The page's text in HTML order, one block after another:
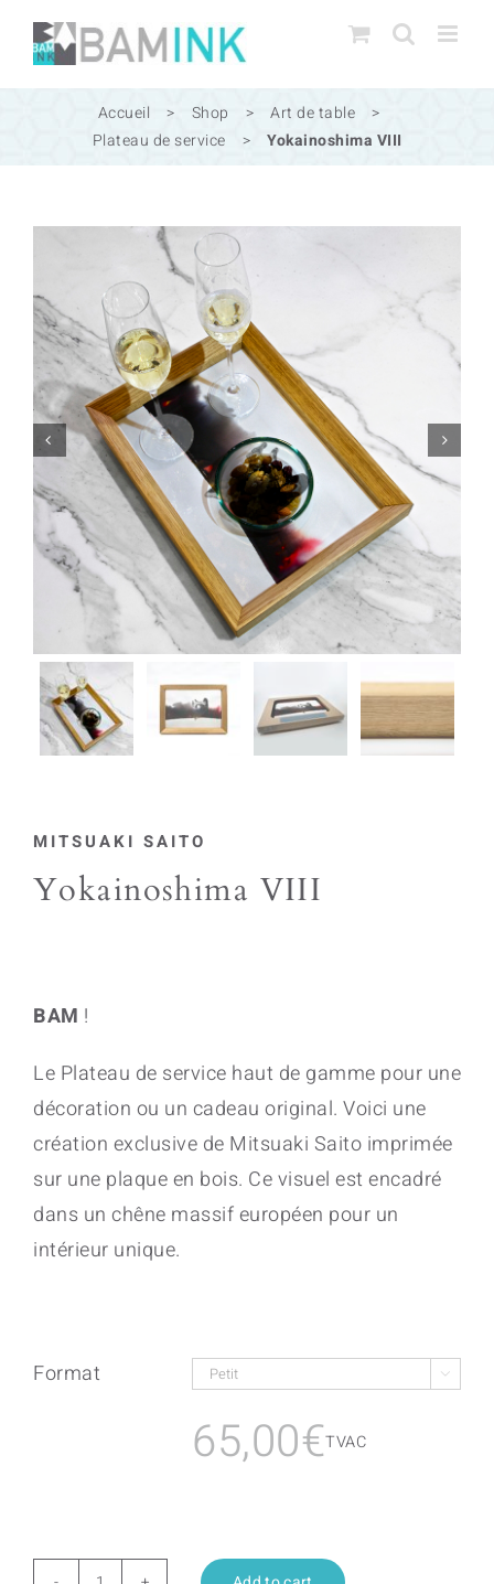
Passer
contenu
Accueil > Shop > Art de table
>
Plateau de service
> Yokainoshima VIII
 
MITSUAKI SAITO
Yokainoshima VIII
BAM !
Le Plateau de service haut de gamme pour une
décoration ou un cadeau original. Voici une
création exclusive de Mitsuaki Saito imprimée
sur une plaque en bois. Ce visuel est encadré
dans un chêne massif européen pour un
intérieur unique.
Format 
65,00€TVAC